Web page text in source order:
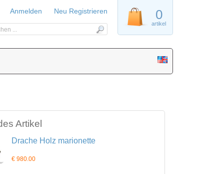
Artikel
Drache Holz marionette
€ 980.00
0
artikel
Anmelden Neu Registrieren